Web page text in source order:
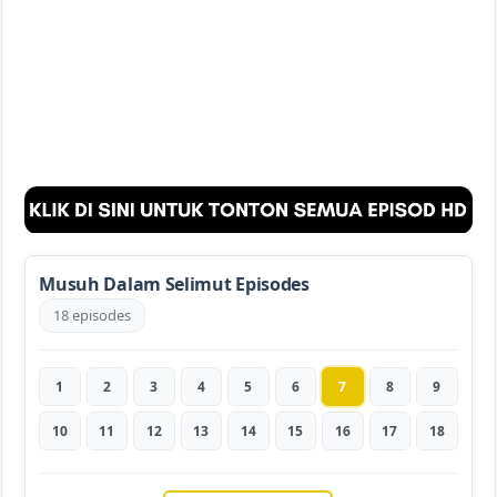
Musuh Dalam Selimut Episodes
18 episodes
1 2 3 4 5 6 7 8 9
10 11 12 13 14 15 16 17 18